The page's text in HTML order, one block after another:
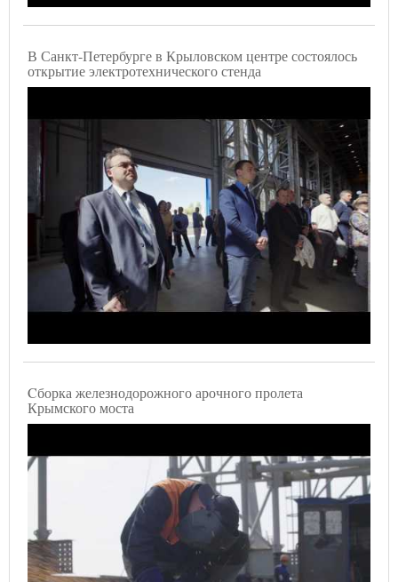
В Санкт-Петербурге в Крыловском центре состоялось
открытие электротехнического стенда
Cборка железнодорожного арочного пролета
Крымского моста